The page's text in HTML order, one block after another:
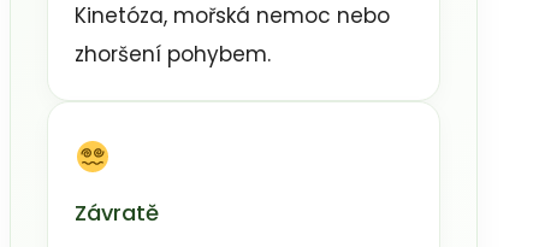
Kinetóza, mořská nemoc nebo
zhoršení pohybem.
Závratě